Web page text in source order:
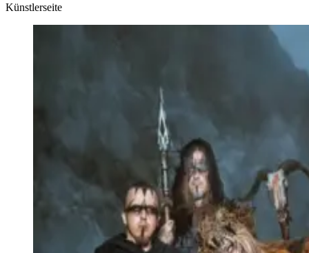
Künstlerseite